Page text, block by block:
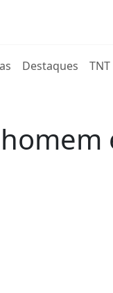
Destaques TNT